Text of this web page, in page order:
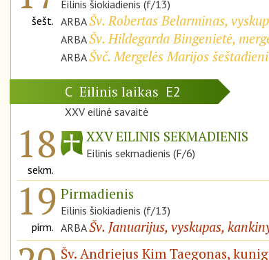
šešt.
Eilinis šiokiadienis (f/13)
ARBAŠv. Robertas Belarminas,
ARBAŠv. Hildegarda Bingenietė,
ARBAŠvč. Mergelės Marijos
C Eilinis laikas E2
XXV eilinė savaitė
18
sekm.
XXV EILINIS SEKMADIENIS
Eilinis sekmadienis (F/6)
19
pirm.
Pirmadienis
Eilinis šiokiadienis (f/13)
ARBAŠv. Januarijus, vyskupas,
Šv. Andriejus Kim Taegonas,